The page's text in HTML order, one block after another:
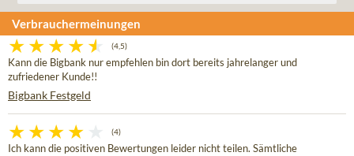
Verbrauchermeinungen
(4,5)
Kann die Bigbank nur empfehlen bin dort bereits jahrelanger und
zufriedener Kunde!!
Bigbank Festgeld
(4)
Ich kann die positiven Bewertungen leider nicht teilen. Sämtliche